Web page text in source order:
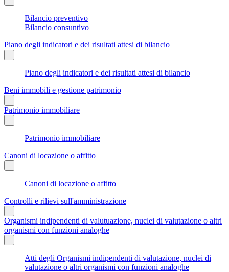
Bilancio preventivo
Bilancio consuntivo
Piano degli indicatori e dei risultati attesi di bilancio
Piano degli indicatori e dei risultati attesi di bilancio
Beni immobili e gestione patrimonio
Patrimonio immobiliare
Patrimonio immobiliare
Canoni di locazione o affitto
Canoni di locazione o affitto
Controlli e rilievi sull'amministrazione
Organismi indipendenti di valutuazione, nuclei di valutazione o altri
organismi con funzioni analoghe
Atti degli Organismi indipendenti di valutazione, nuclei di
valutazione o altri organismi con funzioni analoghe